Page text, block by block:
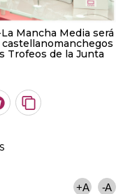
Mancha Media será
Trofeos de la Junta
Copiar
+A -A